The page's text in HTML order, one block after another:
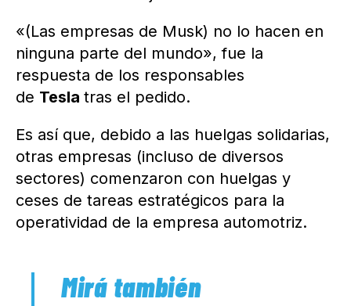
«(Las empresas de Musk) no lo hacen en
ninguna parte del mundo», fue la
respuesta de los responsables
de Tesla tras el pedido.
Es así que, debido a las huelgas solidarias,
otras empresas (incluso de diversos
sectores) comenzaron con huelgas y
ceses de tareas estratégicos para la
operatividad de la empresa automotriz.